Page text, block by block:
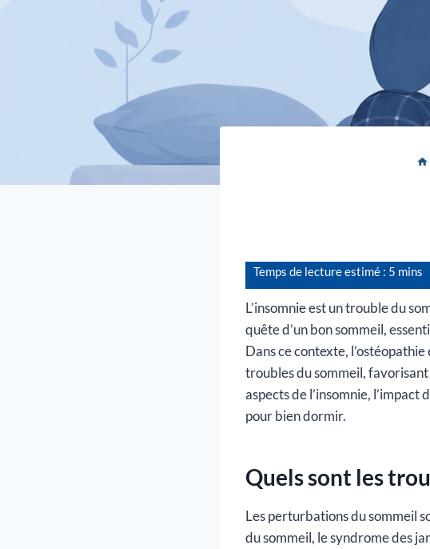
L’insomnie est un trouble du
quête d’un bon sommeil,
Dans ce contexte,
troubles du sommeil,
aspects de l’insomnie,
pour bien dormir.
Quels sont les
Les perturbations du sommeil
du sommeil, le syndrome des